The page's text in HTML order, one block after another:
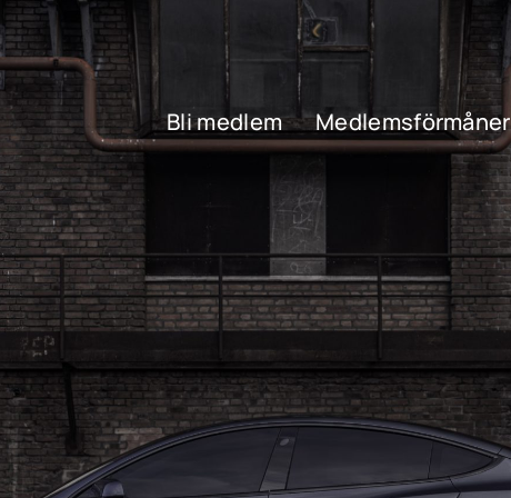
Bli medlem Medlemsförmåner